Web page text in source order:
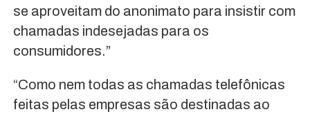
se aproveitam do anonimato para insistir com
chamadas indesejadas para os
consumidores.”
“Como nem todas as chamadas telefônicas
feitas pelas empresas são destinadas ao